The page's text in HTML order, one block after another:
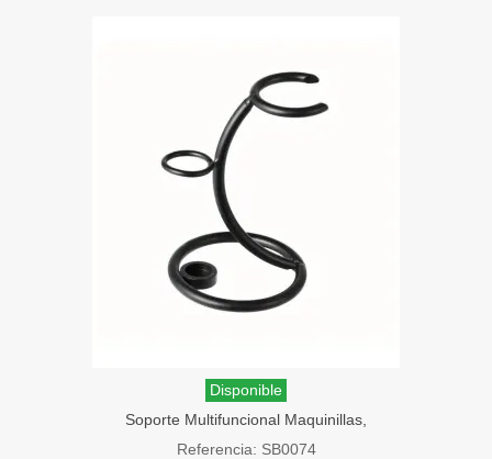
Disponible
Soporte Multifuncional Maquinillas,
Brochas y Navajas de Afeitar Negro
Referencia: SB0074